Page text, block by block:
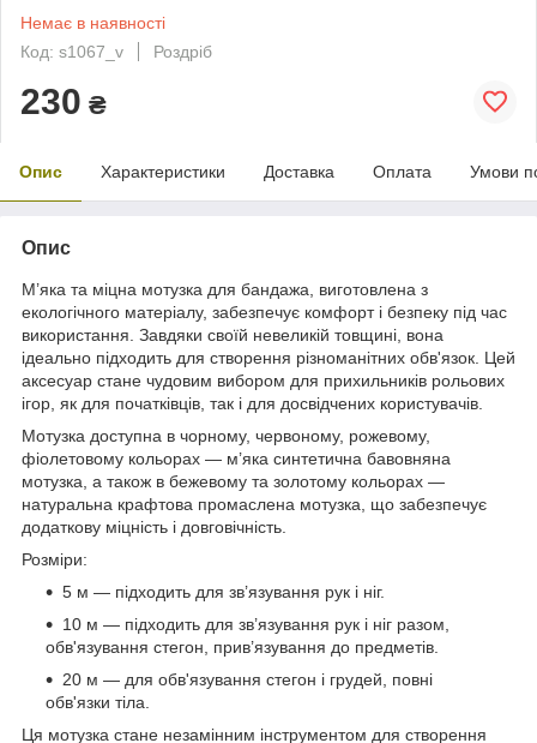
Немає в наявності
Код: s1067_v
Роздріб
230 ₴
Опис Характеристики Доставка Оплата Умови
Опис
М’яка та міцна мотузка для бандажа, виготовлена з
екологічного матеріалу, забезпечує комфорт і безпеку під час
використання. Завдяки своїй невеликій товщині, вона
ідеально підходить для створення різноманітних обв'язок. Цей
аксесуар стане чудовим вибором для прихильників рольових
ігор, як для початківців, так і для досвідчених користувачів.
Мотузка доступна в чорному, червоному, рожевому,
фіолетовому кольорах — м’яка синтетична бавовняна
мотузка, а також в бежевому та золотому кольорах —
натуральна крафтова промаслена мотузка, що забезпечує
додаткову міцність і довговічність.
Розміри:
5 м — підходить для зв’язування рук і ніг.
10 м — підходить для зв’язування рук і ніг разом,
обв'язування стегон, прив’язування до предметів.
20 м — для обв'язування стегон і грудей, повні
обв'язки тіла.
Ця мотузка стане незамінним інструментом для створення